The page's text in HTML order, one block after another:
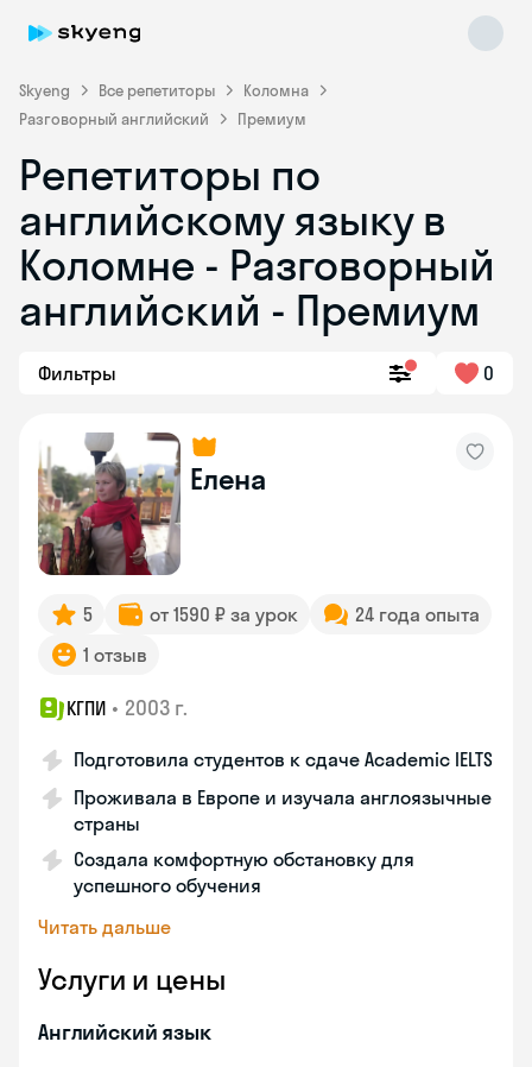
Skyeng Все репетиторы
Коломна
Разговорный английский
Премиум
Репетиторы по
английскому языку в
Коломне - Разговорный
английский - Премиум
Фильтры 0
Елена
5 от 1590 ₽ за урок
24 года опыта
1 отзыв
КГПИ • 2003 г.
Подготовила студентов к сдаче Academic IELTS
Проживала в Европе и изучала англоязычные
страны
Создала комфортную обстановку для
успешного обучения
Читать дальше
Услуги и цены
Английский язык
Skyeng Chat